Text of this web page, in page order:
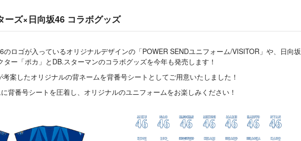
ーズ×日向坂46 コラボグッズ
ロゴが入っているオリジナルデザインの「POWER SENDユニフォーム/VISITOR」や、日向坂
ー「ポカ」とDB.スターマンのコラボグッズを今年も発売します！
案したオリジナルの背ネームを背番号シートとしてご用意いたしました！
背番号シートを圧着し、オリジナルのユニフォームをお楽しみください！